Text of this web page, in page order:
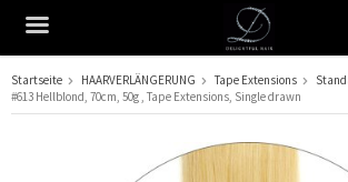
Das Produkt wurde in Ihren Warenkorb
Startseite HAARVERLÄNGERUNG Tape Extensions
#613 Hellblond, 70cm, 50g , Tape Extensions, Single drawn